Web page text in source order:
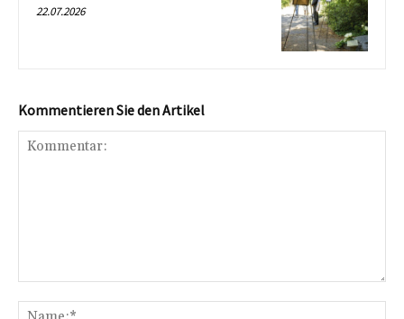
22.07.2026
Kommentieren Sie den Artikel